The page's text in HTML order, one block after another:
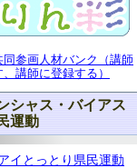
同参画人材バンク（講師
講師に登録する）
シャス・バイアス
運動
イとっとり県民運動